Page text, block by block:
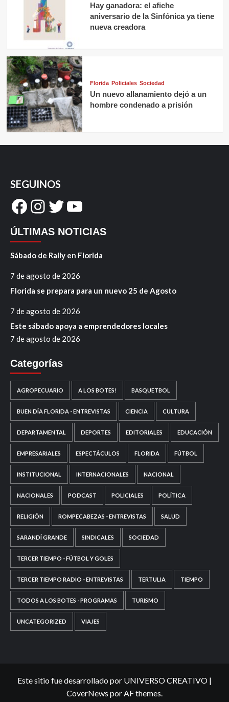
Hay ganadora: el afiche
aniversario de la Sinfónica ya tiene
nueva creadora
Florida Policiales Sociedad
Un nuevo allanamiento dejó a un
hombre condenado a prisión
SEGUINOS
Facebook
Instagram
Twitter
YouTube
ÚLTIMAS NOTICIAS
Sábado de Rally en Florida
7 de agosto de 2026
Florida se prepara para un nuevo 25 de Agosto
7 de agosto de 2026
Este sábado apoya a emprendedores locales
7 de agosto de 2026
Categorías
AGROPECUARIO A LOS BOTES! BASQUETBOL
BUEN DÍA FLORIDA - ENTREVISTAS CIENCIA CULTURA
DEPARTAMENTAL DEPORTES EDITORIALES EDUCACIÓN
EMPRESARIALES ESPECTÁCULOS FLORIDA FÚTBOL
INSTITUCIONAL INTERNACIONALES NACIONAL
NACIONALES PODCAST POLICIALES POLÍTICA
RELIGIÓN ROMPECABEZAS - ENTREVISTAS SALUD
SARANDÍ GRANDE SINDICALES SOCIEDAD
TERCER TIEMPO - FÚTBOL Y GOLES
TERCER TIEMPO RADIO - ENTREVISTAS TERTULIA TIEMPO
TODOS A LOS BOTES - PROGRAMAS TURISMO
UNCATEGORIZED VIAJES
Este sitio fue desarrollado por UNIVERSO CREATIVO |
CoverNews por AF themes.